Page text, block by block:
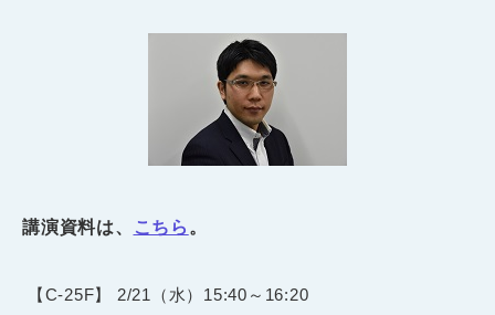
講演資料は、 こちら 。
【C-25F】 2/21（水）15:40～16:20